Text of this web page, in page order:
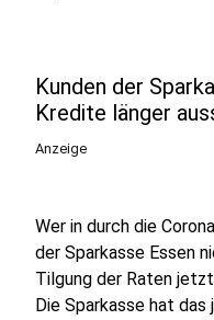
Kunden der
Kredite länger
Anzeige
Wer in durch die
der Sparkasse Essen
Tilgung der Raten
Die Sparkasse hat